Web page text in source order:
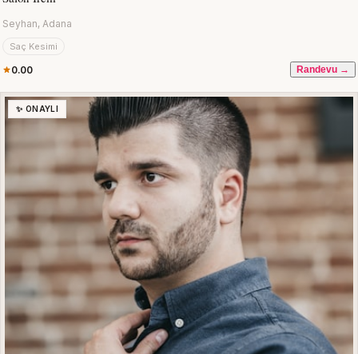
Seyhan, Adana
Saç Kesimi
0.00 Randevu →
✨ ONAYLI